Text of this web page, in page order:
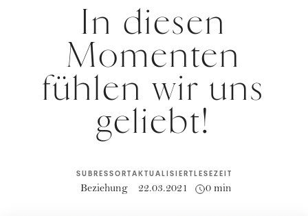
In diesen
Momenten
fühlen wir uns
geliebt!
SUBRESSORT
Beziehung
AKTUALISIERT
22.03.2021
LESEZEIT
0 min